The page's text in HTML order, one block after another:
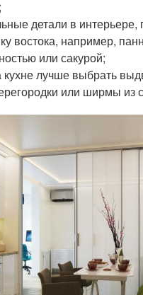
детали в
востока, например,
или сакурой;
кухне лучше выбрать
или ширмы из